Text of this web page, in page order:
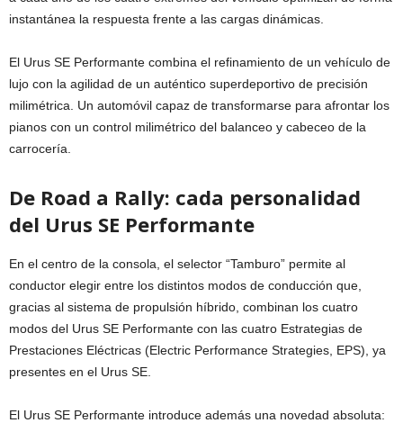
instantánea la respuesta frente a las cargas dinámicas.
El Urus SE Performante combina el refinamiento de un vehículo de
lujo con la agilidad de un auténtico superdeportivo de precisión
milimétrica. Un automóvil capaz de transformarse para afrontar los
pianos con un control milimétrico del balanceo y cabeceo de la
carrocería.
De Road a Rally: cada personalidad
del Urus SE Performante
En el centro de la consola, el selector “Tamburo” permite al
conductor elegir entre los distintos modos de conducción que,
gracias al sistema de propulsión híbrido, combinan los cuatro
modos del Urus SE Performante con las cuatro Estrategias de
Prestaciones Eléctricas (Electric Performance Strategies, EPS), ya
presentes en el Urus SE.
El Urus SE Performante introduce además una novedad absoluta: